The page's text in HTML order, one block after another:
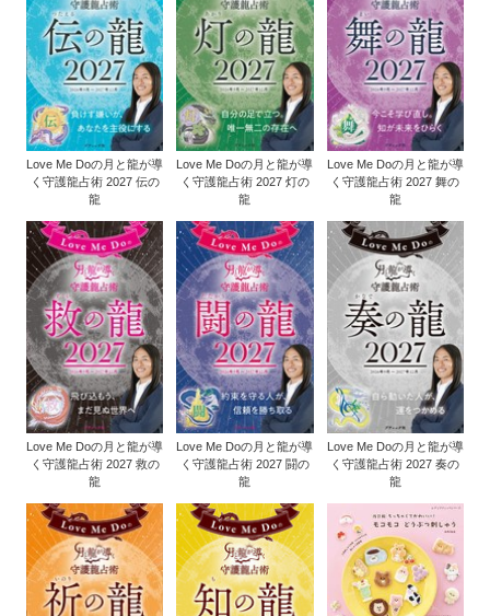
Love Me Doの月と龍が導
く守護龍占術 2027 伝の
龍
Love Me Doの月と龍が導
く守護龍占術 2027 灯の
龍
Love Me Doの月と龍が導
く守護龍占術 2027 舞の
龍
Love Me Doの月と龍が導
く守護龍占術 2027 救の
龍
Love Me Doの月と龍が導
く守護龍占術 2027 闘の
龍
Love Me Doの月と龍が導
く守護龍占術 2027 奏の
龍